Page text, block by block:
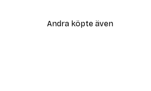
Andra köpte även